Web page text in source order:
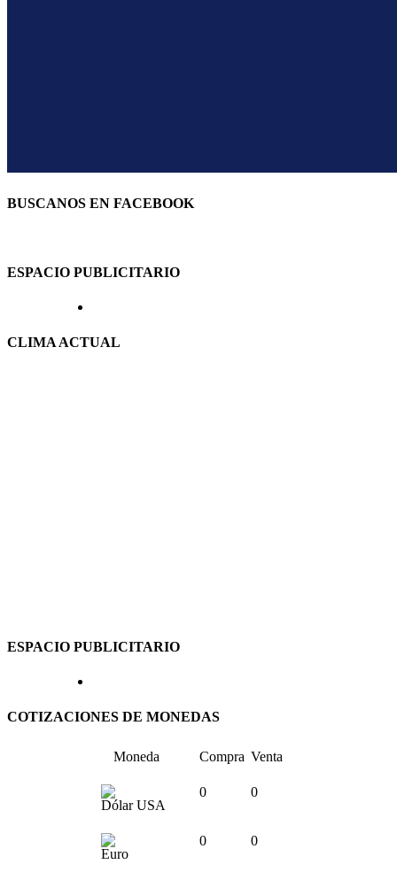
BUSCANOS EN FACEBOOK
ESPACIO PUBLICITARIO
CLIMA ACTUAL
ESPACIO PUBLICITARIO
COTIZACIONES DE MONEDAS
Moneda Compra Venta
Dólar USA
0 0
Euro
0 0